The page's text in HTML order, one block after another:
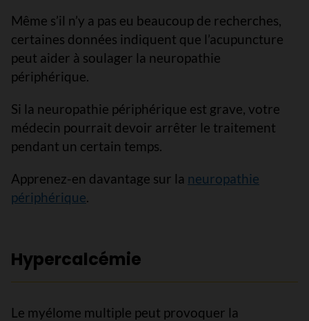
Même s’il n’y a pas eu beaucoup de recherches,
certaines données indiquent que l’acupuncture
peut aider à soulager la neuropathie
périphérique.
Si la neuropathie périphérique est grave, votre
médecin pourrait devoir arrêter le traitement
pendant un certain temps.
Apprenez-en davantage sur la neuropathie
périphérique.
Hypercalcémie
Le myélome multiple peut provoquer la